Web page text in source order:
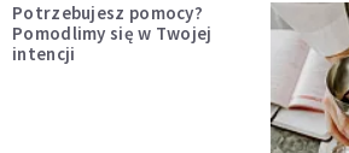
Potrzebujesz pomocy?
Pomodlimy się w Twojej
intencji